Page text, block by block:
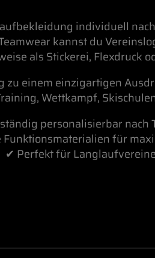
individuell
kannst du
als Stickerei, Flexdruck
einem einzigartigen
Wettkampf,
personalisierbar nach
für
✔ Perfekt für